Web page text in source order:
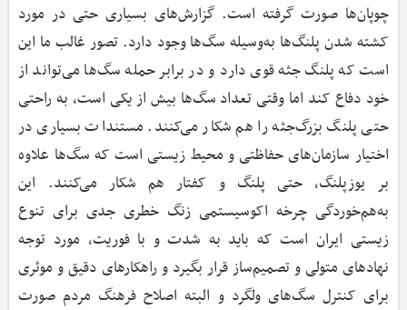
چوپان‌ها صورت گرفته است. گزارش‌های بسیاری حتی در مورد
کشته شدن پلنگ‌ها به‌وسیله سگ‌ها وجود دارد. تصور غالب ما این
است که پلنگ جثه قوی دارد و در برابر حمله سگ‌ها می‌تواند از
خود دفاع کند اما وقتی تعداد سگ‌ها بیش از یکی است، به راحتی
حتی پلنگ بزرگ‌جثه را هم شکار می‌کنند. مستندات بسیاری در
اختیار سازمان‌های حفاظتی و محیط ‌زیستی است که سگ‌ها علاوه
بر یوزپلنگ، حتی پلنگ و کفتار هم شکار می‌کنند. این
به‌هم‌خوردگی چرخه اکوسیستمی زنگ خطری جدی برای تنوع
زیستی ایران است که باید به شدت و با فوریت، مورد توجه
نهادهای متولی و تصمیم‌ساز قرار بگیرد و راهکارهای دقیق و موثری
برای کنترل سگ‌های ولگرد و البته اصلاح فرهنگ مردم صورت